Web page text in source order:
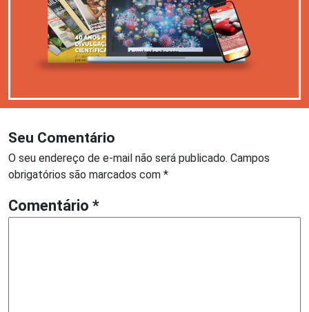
Seu Comentário
O seu endereço de e-mail não será publicado. Campos
obrigatórios são marcados com *
Comentário *